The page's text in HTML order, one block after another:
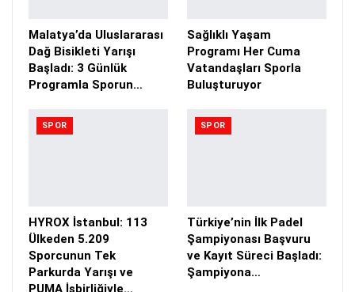
Malatya’da Uluslararası
Dağ Bisikleti Yarışı
Başladı: 3 Günlük
Programla Sporun…
Sağlıklı Yaşam
Programı Her Cuma
Vatandaşları Sporla
Buluşturuyor
SPOR
HYROX İstanbul: 113
Ülkeden 5.209
Sporcunun Tek
Parkurda Yarışı ve
PUMA İşbirliğiyle…
SPOR
Türkiye’nin İlk Padel
Şampiyonası Başvuru
ve Kayıt Süreci Başladı:
Şampiyona…